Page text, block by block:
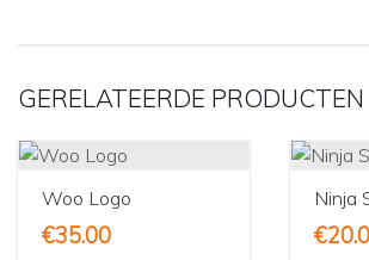
GERELATEERDE PRODUCTEN
Woo Logo
€35.00
Ninja
€